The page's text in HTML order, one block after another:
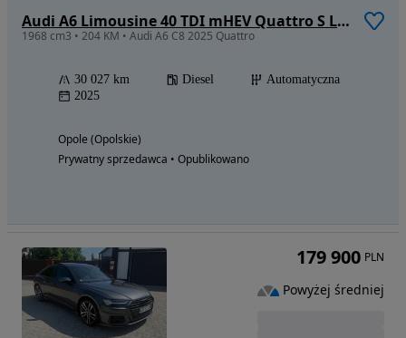
Audi A6 Limousine 40 TDI mHEV Quattro S Line S tronic
1968 cm3 • 204 KM • Audi A6 C8 2025 Quattro
30 027 km Diesel
Automatyczna
2025
Opole (Opolskie)
Prywatny sprzedawca • Opublikowano
179 900 PLN
Powyżej średniej